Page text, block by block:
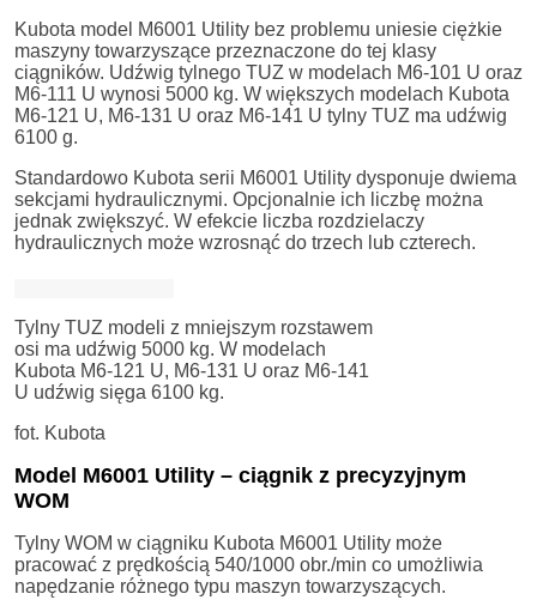
Kubota model M6001 Utility bez problemu uniesie ciężkie
maszyny towarzyszące przeznaczone do tej klasy
ciągników. Udźwig tylnego TUZ w modelach M6-101 U oraz
M6-111 U wynosi 5000 kg. W większych modelach Kubota
M6-121 U, M6-131 U oraz M6-141 U tylny TUZ ma udźwig
6100 g.
Standardowo Kubota serii M6001 Utility dysponuje dwiema
sekcjami hydraulicznymi. Opcjonalnie ich liczbę można
jednak zwiększyć. W efekcie liczba rozdzielaczy
hydraulicznych może wzrosnąć do trzech lub czterech.
Tylny TUZ modeli z mniejszym rozstawem
osi ma udźwig 5000 kg. W modelach
Kubota M6-121 U, M6-131 U oraz M6-141
U udźwig sięga 6100 kg.
fot. Kubota
Model M6001 Utility – ciągnik z precyzyjnym
WOM
Tylny WOM w ciągniku Kubota M6001 Utility może
pracować z prędkością 540/1000 obr./min co umożliwia
napędzanie różnego typu maszyn towarzyszących.